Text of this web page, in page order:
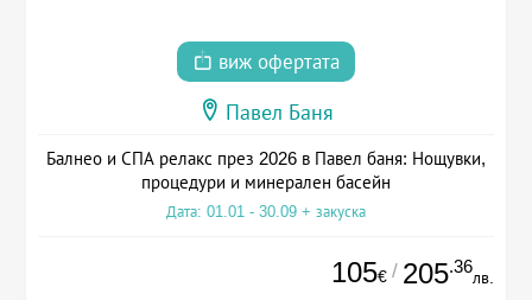
виж офертата
Павел Баня
Балнео и СПА релакс през 2026 в Павел баня: Нощувки,
процедури и минерален басейн
Дата: 01.01 - 30.09 + закуска
105€ / 205.36
лв.